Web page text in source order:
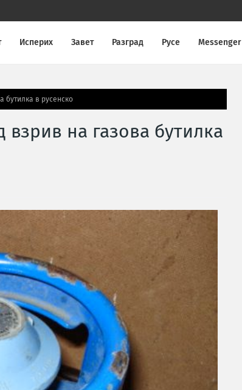
Исперих Завет Разград Русе Messenger
бутилка в русенско
на газова бутилка